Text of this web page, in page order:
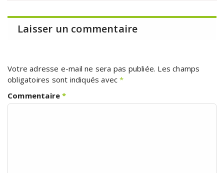
Laisser un commentaire
Votre adresse e-mail ne sera pas publiée. Les champs
obligatoires sont indiqués avec*
Commentaire*